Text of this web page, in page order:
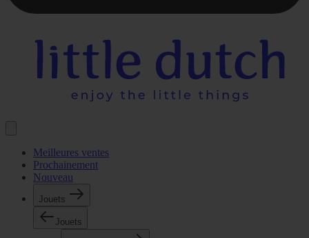
Meilleures ventes
Prochainement
Nouveau
Jouets
Jouets